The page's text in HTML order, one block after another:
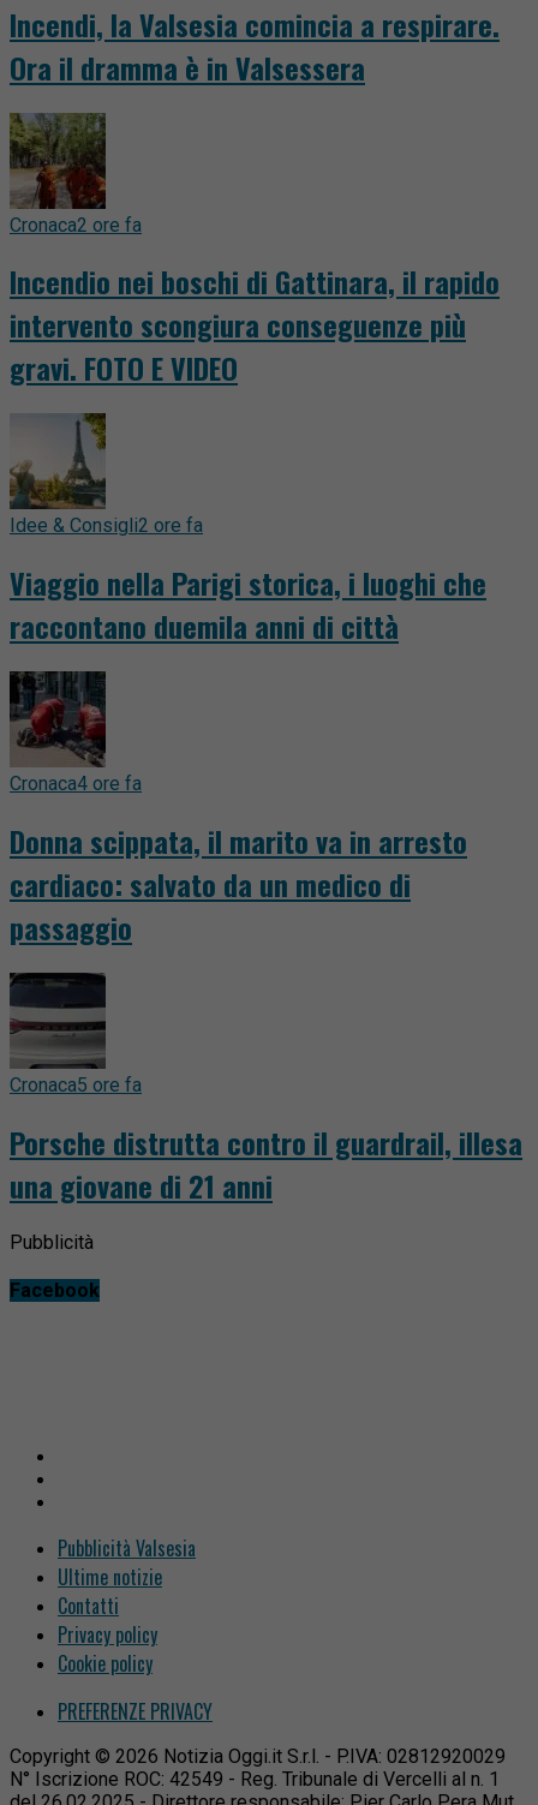
Incendi, la Valsesia comincia a respirare.
Ora il dramma è in Valsessera
Cronaca2 ore fa
Incendio nei boschi di Gattinara, il rapido
intervento scongiura conseguenze più
gravi. FOTO E VIDEO
Idee & Consigli2 ore fa
Viaggio nella Parigi storica, i luoghi che
raccontano duemila anni di città
Cronaca4 ore fa
Donna scippata, il marito va in arresto
cardiaco: salvato da un medico di
passaggio
Cronaca5 ore fa
Porsche distrutta contro il guardrail, illesa
una giovane di 21 anni
Pubblicità
Facebook
Pubblicità Valsesia
Ultime notizie
Contatti
Privacy policy
Cookie policy
PREFERENZE PRIVACY
Copyright © 2026 Notizia Oggi.it S.r.l. - P.IVA: 02812920029
N° Iscrizione ROC: 42549 - Reg. Tribunale di Vercelli al n. 1